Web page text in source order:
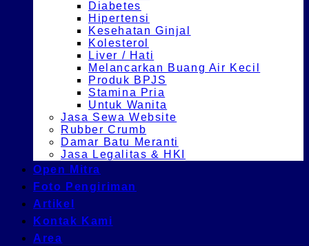
Diabetes
Hipertensi
Kesehatan Ginjal
Kolesterol
Liver / Hati
Melancarkan Buang Air Kecil
Produk BPJS
Stamina Pria
Untuk Wanita
Jasa Sewa Website
Rubber Crumb
Damar Batu Meranti
Jasa Legalitas & HKI
Open Mitra
Foto Pengiriman
Artikel
Kontak Kami
Area